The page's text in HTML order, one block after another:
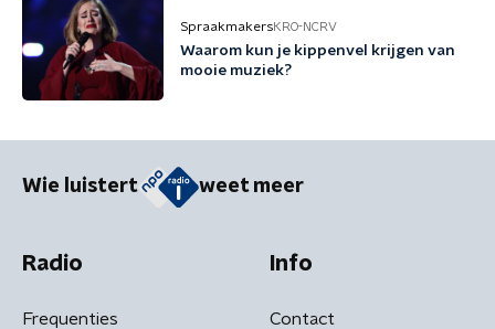
SpraakmakersKRO-NCRV
Waarom kun je kippenvel krijgen van
mooie muziek?
Wie luistert weet meer
Radio
Frequenties
Info
Contact